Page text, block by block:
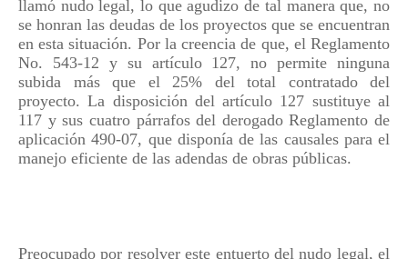
llamó nudo legal, lo que agudizo de tal manera que, no
se honran las deudas de los proyectos que se encuentran
en esta situación. Por la creencia de que, el Reglamento
No. 543-12 y su artículo 127, no permite ninguna
subida más que el 25% del total contratado del
proyecto. La disposición del artículo 127 sustituye al
117 y sus cuatro párrafos del derogado Reglamento de
aplicación 490-07, que disponía de las causales para el
manejo eficiente de las adendas de obras públicas.
Preocupado por resolver este entuerto del nudo legal, el